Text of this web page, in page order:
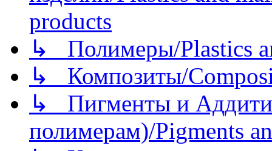
products
↳ Полимеры/Plastics
↳ Композиты/
↳ Пигменты и
полимерам)/Pigments